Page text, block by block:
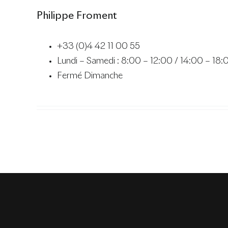
Philippe Froment
+33 (0)4 42 11 00 55
Lundi – Samedi : 8:00 – 12:00 / 14:00 –
Fermé Dimanche